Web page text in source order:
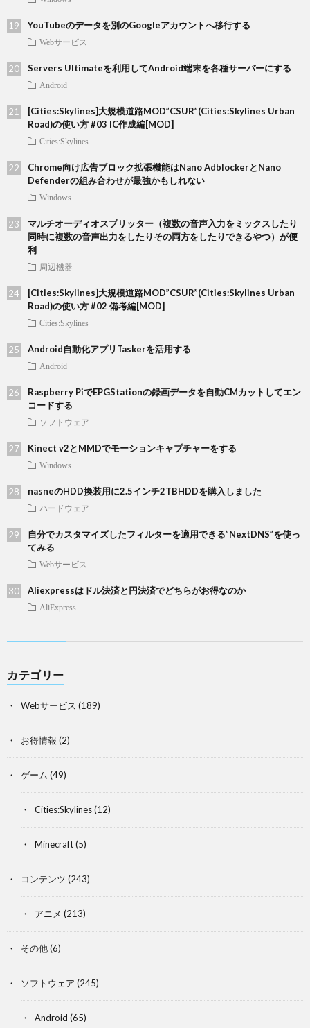
YouTubeのデータを別のGoogleアカウントへ移行する
Webサービス
Servers Ultimateを利用してAndroid端末を各種サーバーにする
Android
[Cities:Skylines]大規模道路MOD”CSUR”(Cities:Skylines Urban
Road)の使い方 #03 IC作成編[MOD]
Cities:Skylines
Chrome向け広告ブロック拡張機能はNano AdblockerとNano
Defenderの組み合わせが最強かもしれない
Windows
マルチオーディオスプリッター（複数の音声入力をミックスしたり
同時に複数の音声出力をしたりその両方をしたりできるやつ）が便
利
周辺機器
[Cities:Skylines]大規模道路MOD”CSUR”(Cities:Skylines Urban
Road)の使い方 #02 備考編[MOD]
Cities:Skylines
Android自動化アプリTaskerを活用する
Android
Raspberry PiでEPGStationの録画データを自動CMカットしてエン
コードする
ソフトウェア
Kinect v2とMMDでモーションキャプチャーをする
Windows
nasneのHDD換装用に2.5インチ2TBHDDを購入しました
ハードウェア
自分でカスタマイズしたフィルターを適用できる”NextDNS”を使っ
てみる
Webサービス
Aliexpressはドル決済と円決済でどちらがお得なのか
AliExpress
カテゴリー
Webサービス (189)
お得情報 (2)
ゲーム (49)
Cities:Skylines(12)
Minecraft(5)
コンテンツ (243)
アニメ (213)
その他(6)
ソフトウェア (245)
Android (65)